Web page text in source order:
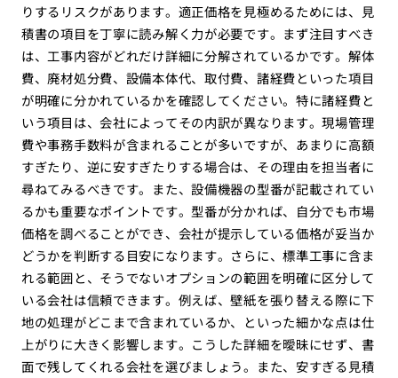
りするリスクがあります。適正価格を見極めるためには、見
積書の項目を丁寧に読み解く力が必要です。まず注目すべき
は、工事内容がどれだけ詳細に分解されているかです。解体
費、廃材処分費、設備本体代、取付費、諸経費といった項目
が明確に分かれているかを確認してください。特に諸経費と
いう項目は、会社によってその内訳が異なります。現場管理
費や事務手数料が含まれることが多いですが、あまりに高額
すぎたり、逆に安すぎたりする場合は、その理由を担当者に
尋ねてみるべきです。また、設備機器の型番が記載されてい
るかも重要なポイントです。型番が分かれば、自分でも市場
価格を調べることができ、会社が提示している価格が妥当か
どうかを判断する目安になります。さらに、標準工事に含ま
れる範囲と、そうでないオプションの範囲を明確に区分して
いる会社は信頼できます。例えば、壁紙を張り替える際に下
地の処理がどこまで含まれているか、といった細かな点は仕
上がりに大きく影響します。こうした詳細を曖昧にせず、書
面で残してくれる会社を選びましょう。また、安すぎる見積